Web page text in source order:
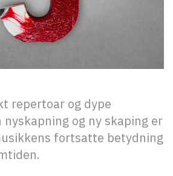
repertoar og dype
og ny skaping er
fortsatte betydning